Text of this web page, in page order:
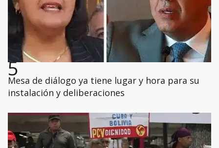
5
Mesa de diálogo ya tiene lugar y hora para su
instalación y deliberaciones